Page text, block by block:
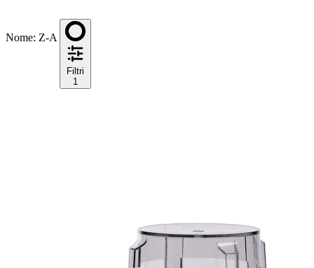
Nome: Z-A
Filtri
1